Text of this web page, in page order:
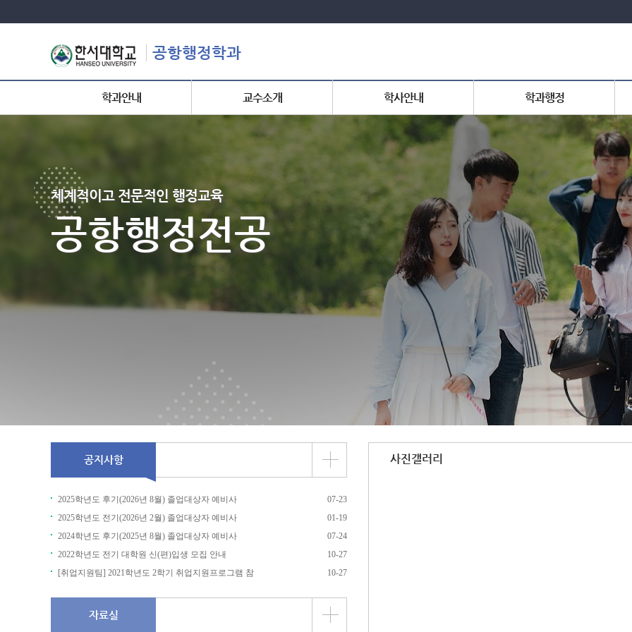
공항행정학과
학과안내 교수소개 학사안내 학과행정
체계적이고 전문적인 행정교육
공항행정전공
공지사항
2025학년도 후기(2026년 8월) 졸업대상자 예비사
07-23
2025학년도 전기(2026년 2월) 졸업대상자 예비사
01-19
2024학년도 후기(2025년 8월) 졸업대상자 예비사
07-24
2022학년도 전기 대학원 신(편)입생 모집 안내
10-27
[취업지원팀] 2021학년도 2학기 취업지원프로그램 참
10-27
자료실
사진갤러리